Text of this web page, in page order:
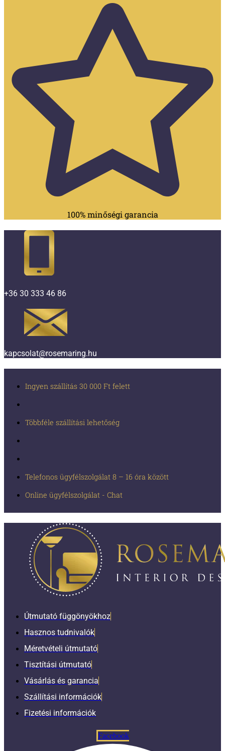
100% minőségi garancia
+36 30 333 46 86
kapcsolat@rosemaring.hu
Ingyen szállítás 30 000 Ft felett
Többféle szállítási lehetőség
Telefonos ügyfélszolgálat 8 – 16 óra között
Online ügyfélszolgálat - Chat
Útmutató függönyökhoz
Hasznos tudnivalók
Méretvételi útmutató
Tisztítási útmutató
Vásárlás és garancia
Szállítási információk
Fizetési információk
Facebook